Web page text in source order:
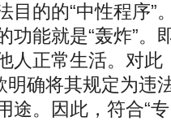
目的的“中性程序”
功能就是“轰炸”。
人正常生活。对此
确将其规定为违
途。因此，符合“